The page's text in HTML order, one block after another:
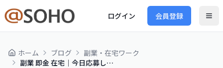
ログイン 会員登録
ホーム ブログ
副業・在宅ワーク
副業 即金 在宅｜今日応募して今週中に入金される案件パターン